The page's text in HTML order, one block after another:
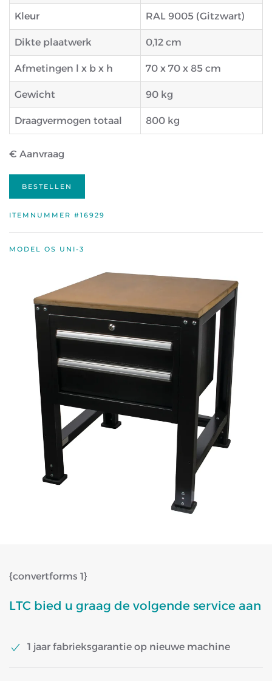
Kleur RAL 9005 (Gitzwart)
Dikte plaatwerk 0,12 cm
Afmetingen l x b x h 70 x 70 x 85 cm
Gewicht 90 kg
Draagvermogen totaal 800 kg
€ Aanvraag
BESTELLEN
ITEMNUMMER #16929
MODEL OS UNI-3
{convertforms 1}
LTC bied u graag de volgende service aan
1 jaar fabrieksgarantie op nieuwe machine